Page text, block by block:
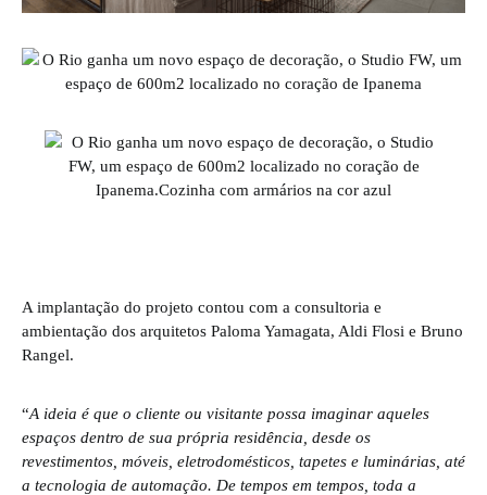
A implantação do projeto contou com a consultoria e
ambientação dos arquitetos Paloma Yamagata, Aldi Flosi e Bruno
Rangel.
“A ideia é que o cliente ou visitante possa imaginar aqueles
espaços dentro de sua própria residência, desde os
revestimentos, móveis, eletrodomésticos, tapetes e luminárias, até
a tecnologia de automação. De tempos em tempos, toda a